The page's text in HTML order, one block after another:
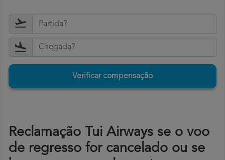
Verificar compensação
Reclamação Tui Airways se o voo
de regresso for cancelado ou se